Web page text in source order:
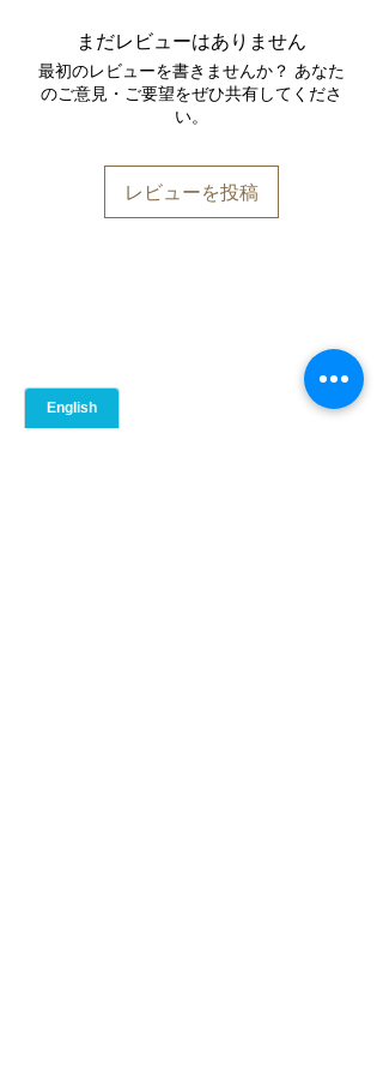
表示義務のあるアレルゲン：小麦、
卵、乳成分が含まれます。
まだレビューはありません
最初のレビューを書きませんか？ あなた
のご意見・ご要望をぜひ共有してくださ
い。
レビューを投稿